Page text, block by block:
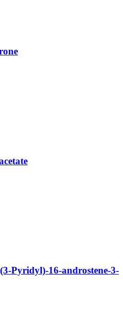
Pyridyl)-16-androstene-3-